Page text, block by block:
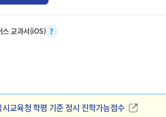
스 교과서(iOS)
교육청 학평 기준 정시 진학가능점수